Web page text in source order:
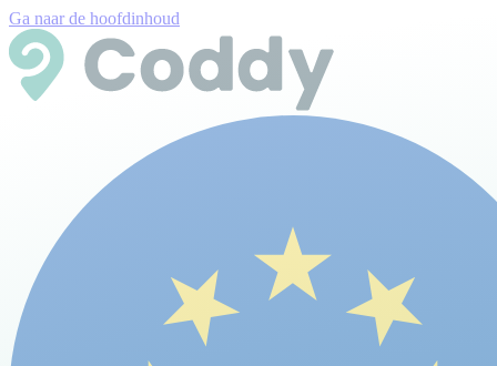
Ga naar de hoofdinhoud